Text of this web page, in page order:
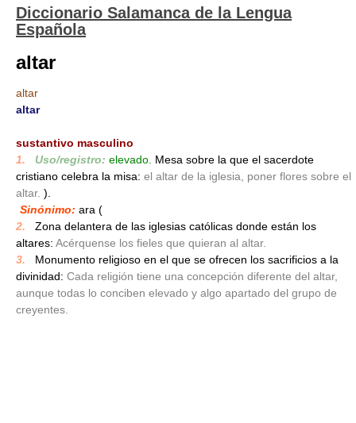
Diccionario Salamanca de la Lengua
Española
altar
altar
altar
sustantivo masculino
1.
Uso/registro: elevado. Mesa sobre la que el sacerdote
cristiano celebra la misa: el altar de la iglesia, poner flores sobre el
altar. ).
Sinónimo: ara (
2.
Zona delantera de las iglesias católicas donde están los
altares: Acérquense los fieles que quieran al altar.
3.
Monumento religioso en el que se ofrecen los sacrificios a la
divinidad: Cada religión tiene una concepción diferente del altar,
aunque todas lo conciben elevado y algo apartado del grupo de
creyentes.